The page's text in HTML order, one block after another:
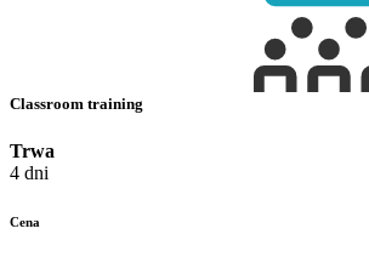
Classroom training
Trwa
4 dni
Cena